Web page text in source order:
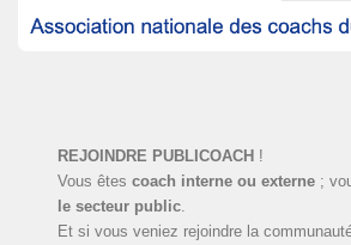
REJOINDRE PUBLICOACH !
Vous êtescoach interne ou externe ;
le secteur public.
Et si vous veniez rejoindre la